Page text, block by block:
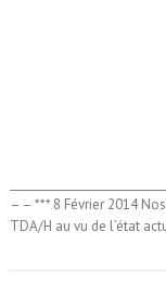
– – *** 8 Février 2014
TDA/H au vu de l’état